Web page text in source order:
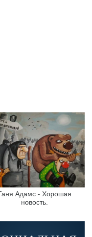
Адамс - Хорошая
новость.